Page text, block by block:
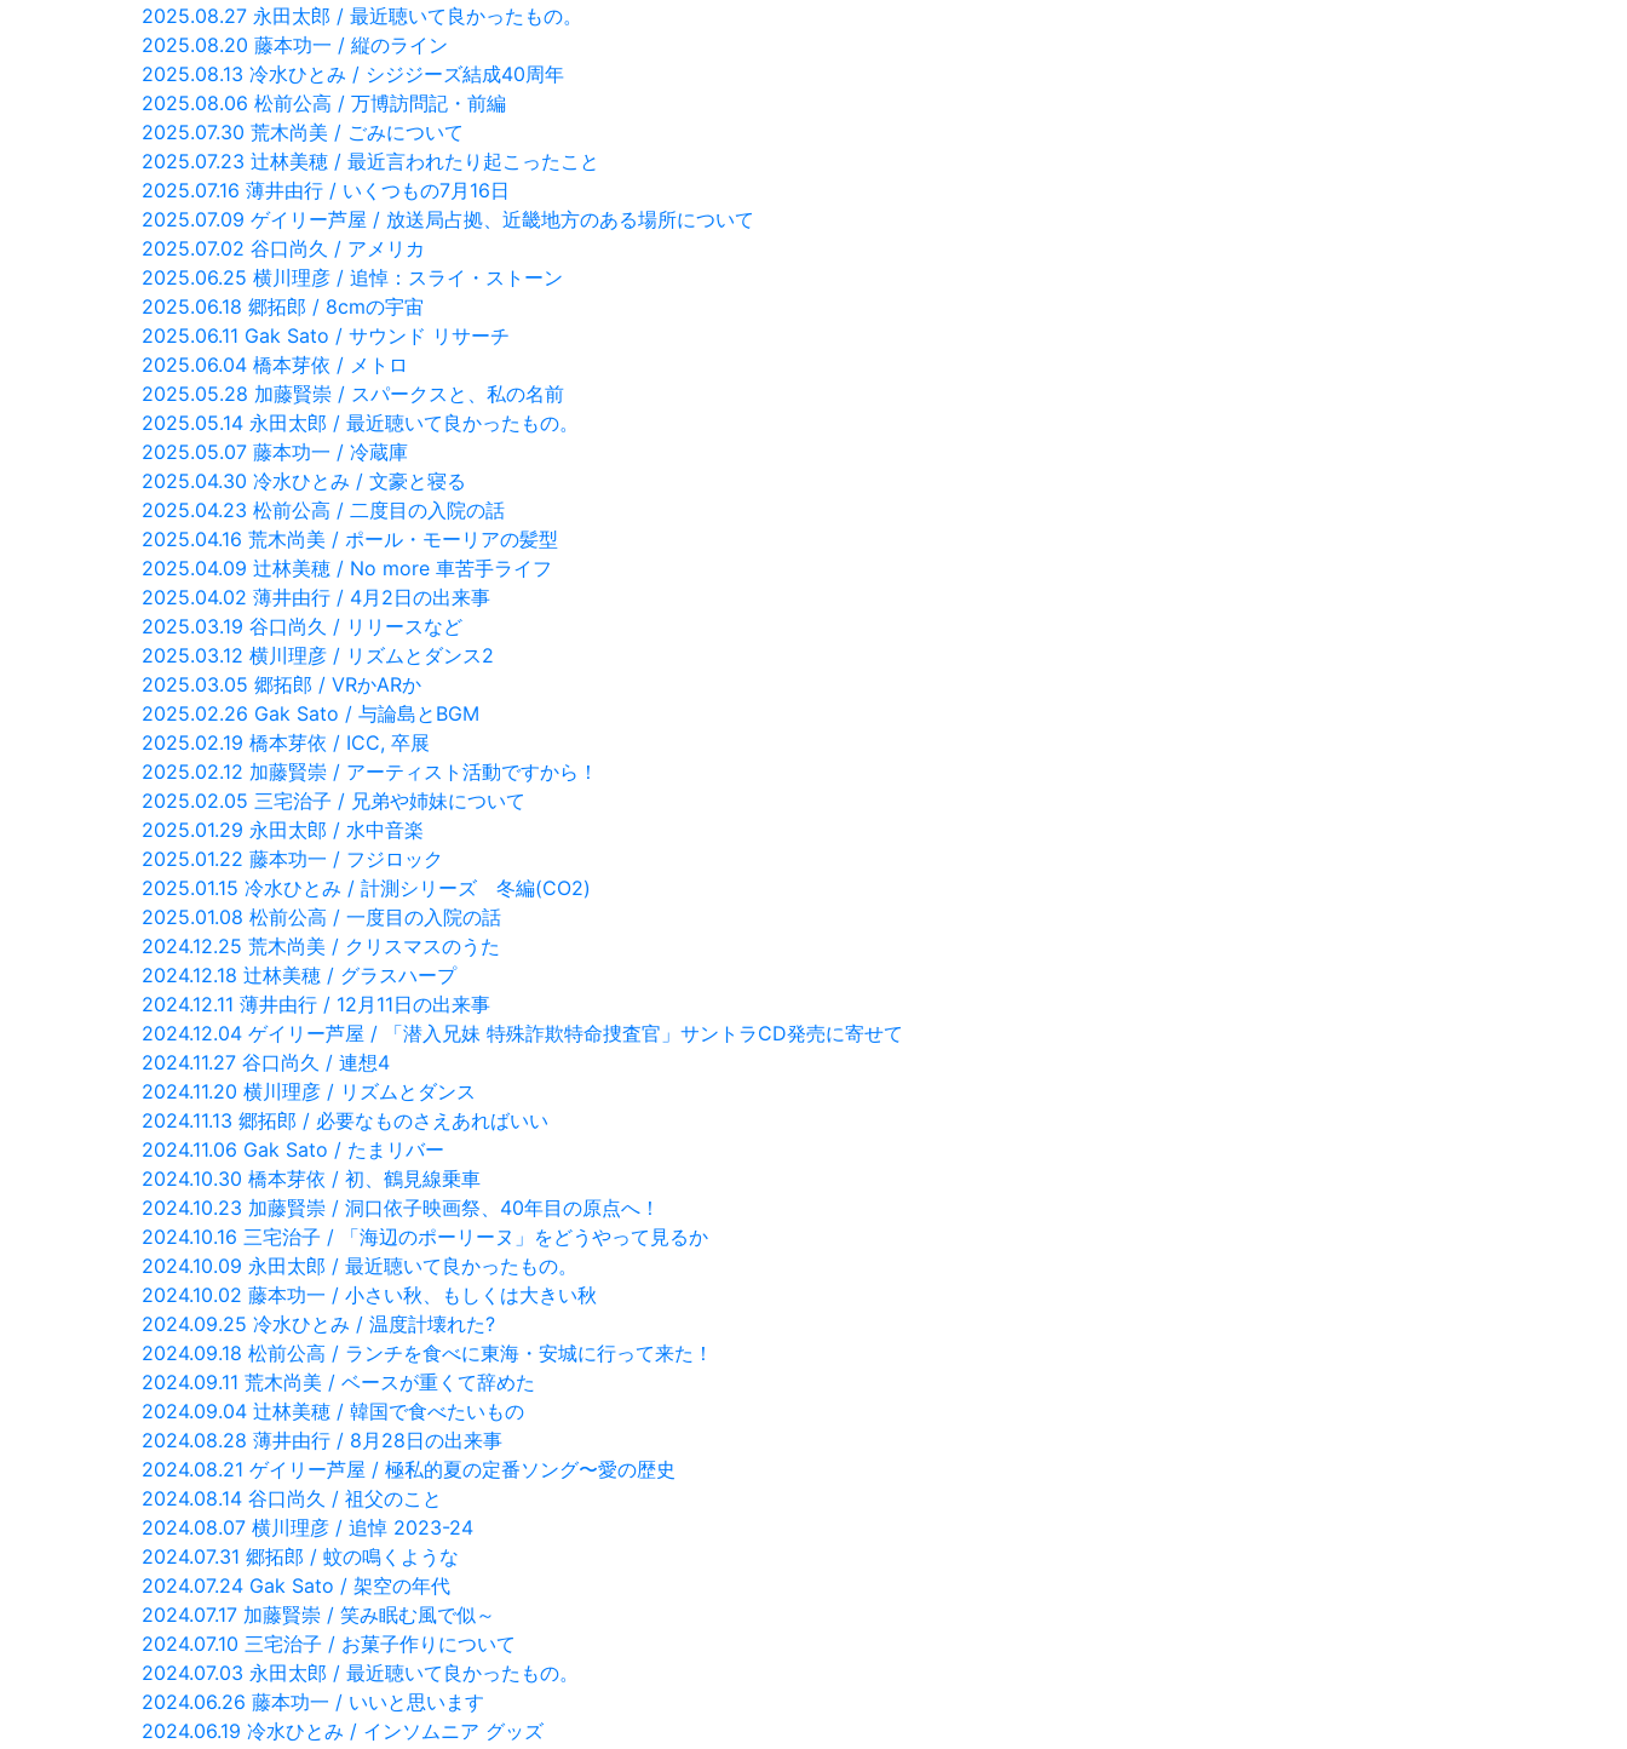
2025.08.27 永田太郎 / 最近聴いて良かったもの。
2025.08.20 藤本功一 / 縦のライン
2025.08.13 冷水ひとみ / シジジーズ結成40周年
2025.08.06 松前公高 / 万博訪問記・前編
2025.07.30 荒木尚美 / ごみについて
2025.07.23 辻林美穂 / 最近言われたり起こったこと
2025.07.16 薄井由行 / いくつもの7月16日
2025.07.09 ゲイリー芦屋 / 放送局占拠、近畿地方のある場所について
2025.07.02 谷口尚久 / アメリカ
2025.06.25 横川理彦 / 追悼：スライ・ストーン
2025.06.18 郷拓郎 / 8cmの宇宙
2025.06.11 Gak Sato / サウンド リサーチ
2025.06.04 橋本芽依 / メトロ
2025.05.28 加藤賢崇 / スパークスと、私の名前
2025.05.14 永田太郎 / 最近聴いて良かったもの。
2025.05.07 藤本功一 / 冷蔵庫
2025.04.30 冷水ひとみ / 文豪と寝る
2025.04.23 松前公高 / 二度目の入院の話
2025.04.16 荒木尚美 / ポール・モーリアの髪型
2025.04.09 辻林美穂 / No more 車苦手ライフ
2025.04.02 薄井由行 / 4月2日の出来事
2025.03.19 谷口尚久 / リリースなど
2025.03.12 横川理彦 / リズムとダンス2
2025.03.05 郷拓郎 / VRかARか
2025.02.26 Gak Sato / 与論島とBGM
2025.02.19 橋本芽依 / ICC, 卒展
2025.02.12 加藤賢崇 / アーティスト活動ですから！
2025.02.05 三宅治子 / 兄弟や姉妹について
2025.01.29 永田太郎 / 水中音楽
2025.01.22 藤本功一 / フジロック
2025.01.15 冷水ひとみ / 計測シリーズ 冬編(CO2)
2025.01.08 松前公高 / 一度目の入院の話
2024.12.25 荒木尚美 / クリスマスのうた
2024.12.18 辻林美穂 / グラスハープ
2024.12.11 薄井由行 / 12月11日の出来事
2024.12.04 ゲイリー芦屋 / 「潜入兄妹 特殊詐欺特命捜査官」サントラCD発売に寄せて
2024.11.27 谷口尚久 / 連想4
2024.11.20 横川理彦 / リズムとダンス
2024.11.13 郷拓郎 / 必要なものさえあればいい
2024.11.06 Gak Sato / たまリバー
2024.10.30 橋本芽依 / 初、鶴見線乗車
2024.10.23 加藤賢崇 / 洞口依子映画祭、40年目の原点へ！
2024.10.16 三宅治子 / 「海辺のポーリーヌ」をどうやって見るか
2024.10.09 永田太郎 / 最近聴いて良かったもの。
2024.10.02 藤本功一 / 小さい秋、もしくは大きい秋
2024.09.25 冷水ひとみ / 温度計壊れた?
2024.09.18 松前公高 / ランチを食べに東海・安城に行って来た！
2024.09.11 荒木尚美 / ベースが重くて辞めた
2024.09.04 辻林美穂 / 韓国で食べたいもの
2024.08.28 薄井由行 / 8月28日の出来事
2024.08.21 ゲイリー芦屋 / 極私的夏の定番ソング〜愛の歴史
2024.08.14 谷口尚久 / 祖父のこと
2024.08.07 横川理彦 / 追悼 2023-24
2024.07.31 郷拓郎 / 蚊の鳴くような
2024.07.24 Gak Sato / 架空の年代
2024.07.17 加藤賢崇 / 笑み眠む風で似～
2024.07.10 三宅治子 / お菓子作りについて
2024.07.03 永田太郎 / 最近聴いて良かったもの。
2024.06.26 藤本功一 / いいと思います
2024.06.19 冷水ひとみ / インソムニア グッズ